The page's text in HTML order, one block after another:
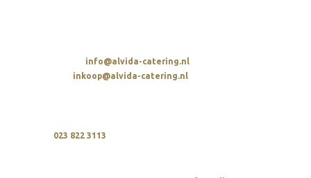
info@alvida-catering.nl
inkoop@alvida-catering.nl
023 822 3113